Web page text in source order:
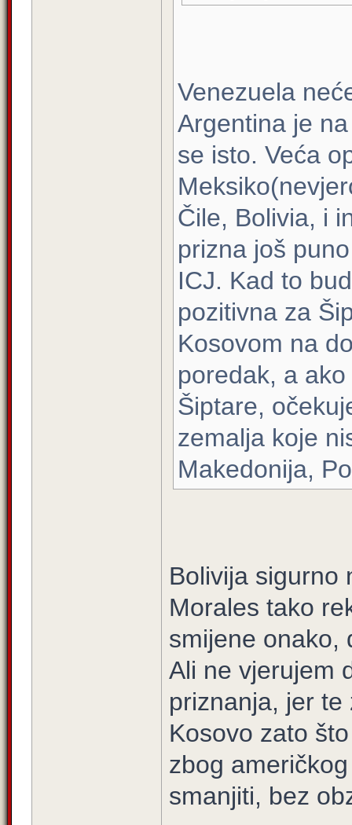
Venezuela
Argentina je
se isto. Veća
Čile, Bolivia, i
prizna još
ICJ. Kad to
pozitivna za
Kosovom na
poredak, a
Šiptare,
zemalja koje
Makedonija,
Bolivija sigurno
Morales tako
smijene onako,
Ali ne vjerujem
priznanja, jer
Kosovo zato
zbog
smanjiti, bez